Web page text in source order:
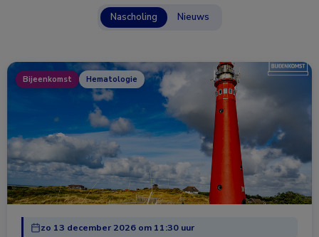
Nascholing Nieuws
Bijeenkomst Hematologie
zo 13 december 2026 om 11:30 uur